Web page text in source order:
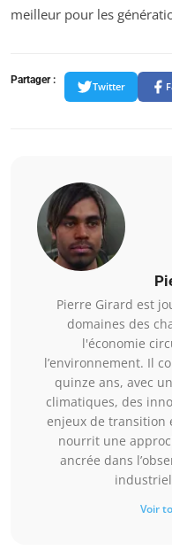
meilleur pour les
Partager :
Twitter
Pierre Girard est
domaines des
l'économie
l’environnement. Il
quinze ans, avec
climatiques, des
enjeux de transition
nourrit une
ancrée dans
Voir